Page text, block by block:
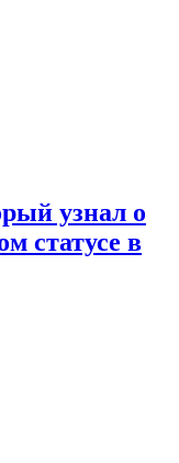
узнал о
статусе в